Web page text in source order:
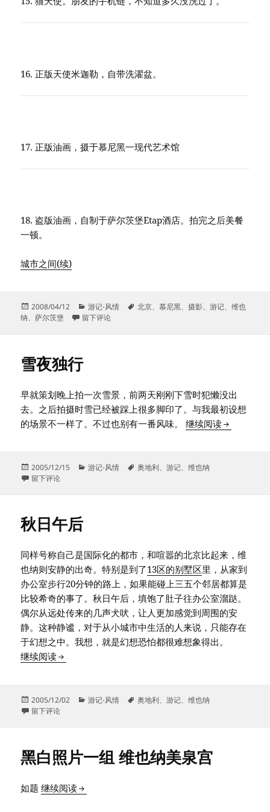
16. 正版天使米迦勒，自带洗濯盆。
17. 正版油画，摄于慕尼黑一现代艺术馆
18. 盗版油画，自制于萨尔茨堡Etap酒店。拍完之后美餐
一顿。
城市之间(续)
发
布
2008/04/12
分
类
游记-风情
标
北京、慕尼黑、摄影、游记、维也
纳、萨尔茨堡 于城市之间
留下评论
雪夜独行
早就策划晚上拍一次雪景，前两天刚刚下雪时犯懒没出
去。之后拍摄时雪已经被踩上很多脚印了。与我最初设想
的场景不一样了。不过也别有一番风味。继续阅读雪夜独行
发
布
2005/12/15
分
游记-风情
标
奥地利、游记、维也纳
于雪夜独行
留下评论
秋日午后
同样号称自己是国际化的都市，和喧嚣的北京比起来，维
也纳则安静的出奇。特别是到了13区的别墅区里，从家到
办公室步行20分钟的路上，如果能碰上三五个邻居都算是
比较希奇的事了。秋日午后，填饱了肚子往办公室溜跶。
偶尔从远处传来的几声犬吠，让人更加感觉到周围的安
静。这种静谧，对于从小城市中生活的人来说，只能存在
于幻想之中。我想，就是幻想恐怕都很难想象得出。
继续阅读秋日午后
发
布
2005/12/02
分
游记-风情
标
奥地利、游记、维也纳
于秋日午后
留下评论
黑白照片一组 维也纳美泉宫
如题继续阅读黑白照片一组 维也纳美泉宫